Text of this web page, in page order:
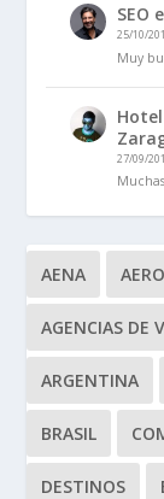
SEO
25/10/
Muy
27/09/
AENA
AGENCIAS DE
ARGENTINA
BRASIL
DESTINOS